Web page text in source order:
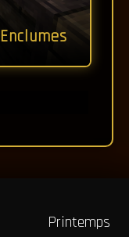
Printemps